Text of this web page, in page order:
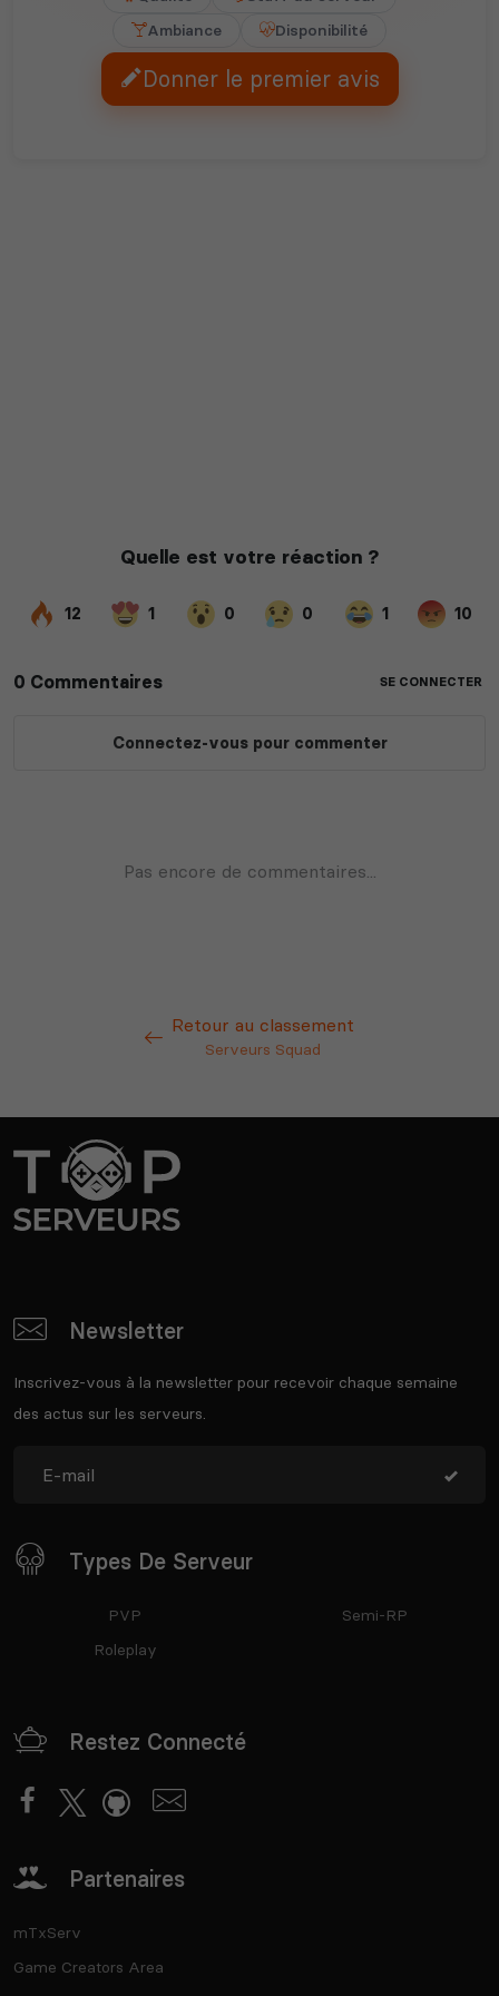
Ambiance
Disponibilité
Donner le premier avis
Retour au classement
Serveurs Squad
Newsletter
Inscrivez-vous à la newsletter pour recevoir chaque semaine
des actus sur les serveurs.
Types De Serveur
PVP
Roleplay
Semi-RP
Restez Connecté
Partenaires
mTxServ
Game Creators Area